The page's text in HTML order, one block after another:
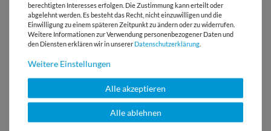
Über 98% positive
Bewertungen
Schnittmuster für Dich
VIELLEICHT AUCH INTERESSANT
berechtigten Interesses erfolgen. Die Zustimmung kann erteilt oder
abgelehnt werden. Es besteht das Recht, nicht einzuwilligen und die
Einwilligung zu einem späteren Zeitpunkt zu ändern oder zu widerrufen.
Weitere Informationen zur Verwendung personenbezogener Daten und
den Diensten erklären wir in unserer Daten­schutz­erklärung
Weitere Einstellungen
Alle akzeptieren
Alle ablehnen